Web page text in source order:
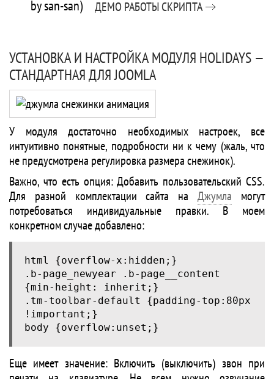
by san-san)
ДЕМО РАБОТЫ СКРИПТА
УСТАНОВКА И НАСТРОЙКА МОДУЛЯ HOLIDAYS —
СТАНДАРТНАЯ ДЛЯ JOOMLA
У модуля достаточно необходимых настроек, все
интуитивно понятные, подробности ни к чему (жаль, что
не предусмотрена регулировка размера снежинок).
Важно, что есть опция: Добавить пользовательский CSS.
Для разной комплектации сайта наДжумла могут
потребоваться индивидуальные правки. В моем
конкретном случае добавлено:
html {overflow-x:hidden;}
.b-page_newyear .b-page__content
{min-height: inherit;}
.tm-toolbar-default {padding-top:80px
!important;}
body {overflow:unset;}
Еще имеет значение: Включить (выключить) звон при